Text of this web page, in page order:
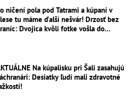
ničení pola pod Tatrami a kúpaní v
tu máme ďalší nešvár! Drzosť bez
Dvojica kvôli fotke vošla do...
Na kúpalisku pri Šali zasahujú
Desiatky ľudí mali zdravotné